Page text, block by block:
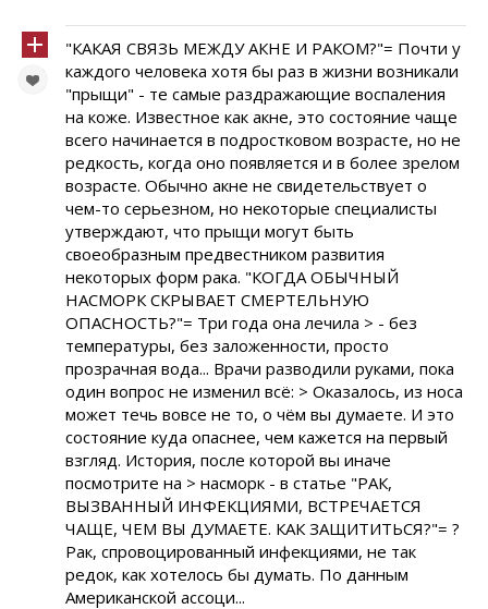
"КАКАЯ СВЯЗЬ МЕЖДУ АКНЕ И РАКОМ?"= Почти у
каждого человека хотя бы раз в жизни возникали
"прыщи" - те самые раздражающие воспаления
на коже. Известное как акне, это состояние чаще
всего начинается в подростковом возрасте, но не
редкость, когда оно появляется и в более зрелом
возрасте. Обычно акне не свидетельствует о
чем-то серьезном, но некоторые специалисты
утверждают, что прыщи могут быть
своеобразным предвестником развития
некоторых форм рака. "КОГДА ОБЫЧНЫЙ
НАСМОРК СКРЫВАЕТ СМЕРТЕЛЬНУЮ
ОПАСНОСТЬ?"= Три года она лечила > - без
температуры, без заложенности, просто
прозрачная вода... Врачи разводили руками, пока
один вопрос не изменил всё: > Оказалось, из носа
может течь вовсе не то, о чём вы думаете. И это
состояние куда опаснее, чем кажется на первый
взгляд. История, после которой вы иначе
посмотрите на > насморк - в статье "РАК,
ВЫЗВАННЫЙ ИНФЕКЦИЯМИ, ВСТРЕЧАЕТСЯ
ЧАЩЕ, ЧЕМ ВЫ ДУМАЕТЕ. КАК ЗАЩИТИТЬСЯ?"= ?
Рак, спровоцированный инфекциями, не так
редок, как хотелось бы думать. По данным
Американской ассоци...